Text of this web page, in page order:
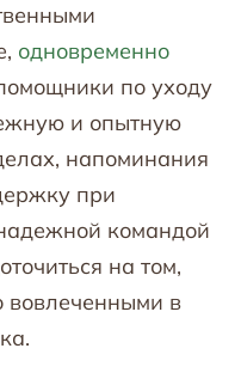
одновременно
по уходу
и опытную
напоминания
при
командой
на том,
вовлеченными в